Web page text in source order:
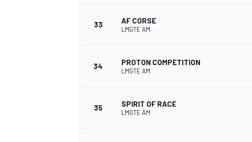
33 AF CORSE
LMGTE AM
34 PROTON COMPETITION
LMGTE AM
35 SPIRIT OF RACE
LMGTE AM